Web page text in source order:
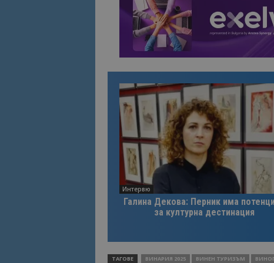
Интервю
Галина Декова: Перник има
за културна дестинация
ТАГОВЕ ВИНАРИЯ 2025 ВИНЕН ТУРИЗЪМ